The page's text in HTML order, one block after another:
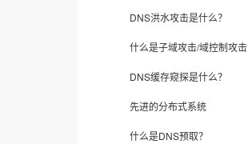
DNS洪水攻击是什么？
什么是子域攻击/域控制攻击
DNS缓存窥探是什么？
先进的分布式系统
什么是DNS预取？